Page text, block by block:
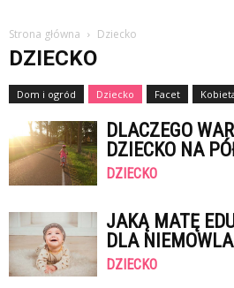
Strona główna Dziecko
DZIECKO
Dom i ogród Dziecko Facet
DLACZEGO
DZIECKO NA
DZIECKO
JAKĄ MATĘ
DLA
DZIECKO